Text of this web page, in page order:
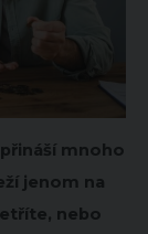
mnoho
jenom na
nebo